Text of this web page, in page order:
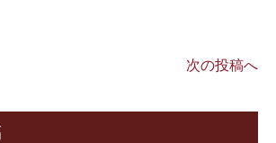
次の投稿へ